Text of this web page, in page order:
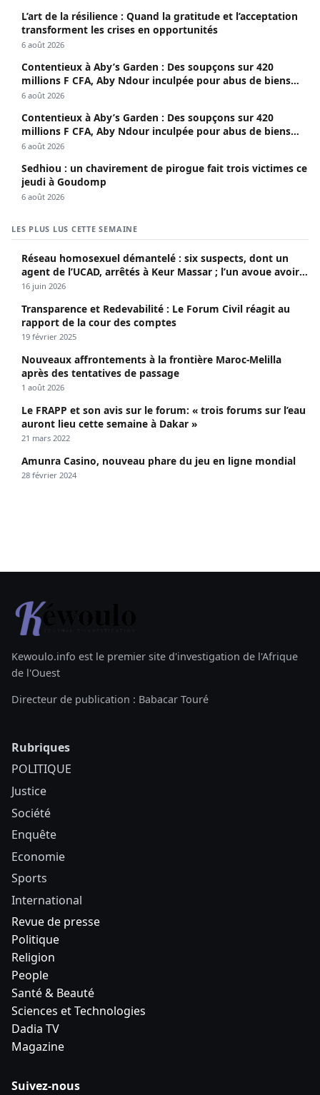
L’art de la résilience : Quand la gratitude et l’acceptation
transforment les crises en opportunités
6 août 2026
Contentieux à Aby’s Garden : Des soupçons sur 420
millions F CFA, Aby Ndour inculpée pour abus de biens
sociaux
6 août 2026
Contentieux à Aby’s Garden : Des soupçons sur 420
millions F CFA, Aby Ndour inculpée pour abus de biens
sociaux
6 août 2026
Sedhiou : un chavirement de pirogue fait trois victimes ce
jeudi à Goudomp
6 août 2026
LES PLUS LUS CETTE SEMAINE
Réseau homosexuel démantelé : six suspects, dont un
agent de l’UCAD, arrêtés à Keur Massar ; l’un avoue avoir
propagé le VIH depuis 2018
16 juin 2026
Transparence et Redevabilité : Le Forum Civil réagit au
rapport de la cour des comptes
19 février 2025
Nouveaux affrontements à la frontière Maroc-Melilla
après des tentatives de passage
1 août 2026
Le FRAPP et son avis sur le forum: « trois forums sur l’eau
auront lieu cette semaine à Dakar »
21 mars 2022
Amunra Casino, nouveau phare du jeu en ligne mondial
28 février 2024
Kewoulo.info est le premier site d'investigation de l'Afrique
de l'Ouest
Directeur de publication : Babacar Touré
Rubriques
POLITIQUE
Justice
Société
Enquête
Economie
Sports
International
Revue de presse
Politique
Religion
People
Santé & Beauté
Sciences et Technologies
Dadia TV
Magazine
Suivez-nous